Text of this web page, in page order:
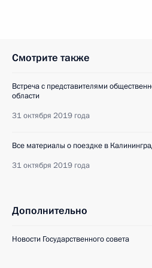
Смотрите также
Встреча с представителями
области
31 октября 2019 года
Все материалы о поездке в
31 октября 2019 года
Дополнительно
Новости Государственного совета